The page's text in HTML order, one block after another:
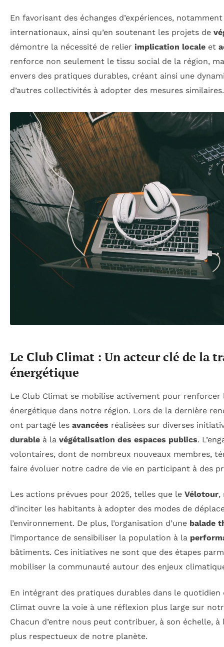
En favorisant des échanges d’expériences,
internationaux, ainsi qu’en soutenant les projets de
démontre la nécessité de relier implication locale et
renforce non seulement le tissu social de la région,
envers des pratiques durables, créant ainsi une
d’autres collectivités à adopter des mesures similaires.
Le Club Climat : Un acteur clé de la
énergétique
Le Club Climat se mobilise activement pour
énergétique dans notre région. Lors de la dernière
ont partagé les avancées réalisées sur diverses
durable à la végétalisation des espaces publics.
volontaires, dont de nombreux nouveaux membres,
faire évoluer notre cadre de vie en participant à des
Les actions prévues pour 2025, telles que le Vélotour,
d’inciter les habitants à adopter des modes de
l’environnement. De plus, l’organisation d’une balade
l’importance de sensibiliser la population à la
bâtiments. Ces initiatives ne sont que des étapes
mobiliser la communauté autour des enjeux
En intégrant des pratiques durables dans le quotidien
Climat ouvre la voie à une réflexion plus large sur
Chacun d’entre nous peut contribuer, à son échelle,
plus respectueux de notre planète.